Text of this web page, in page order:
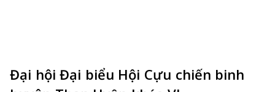
Đại hội Đại biểu Hội Cựu chiến binh